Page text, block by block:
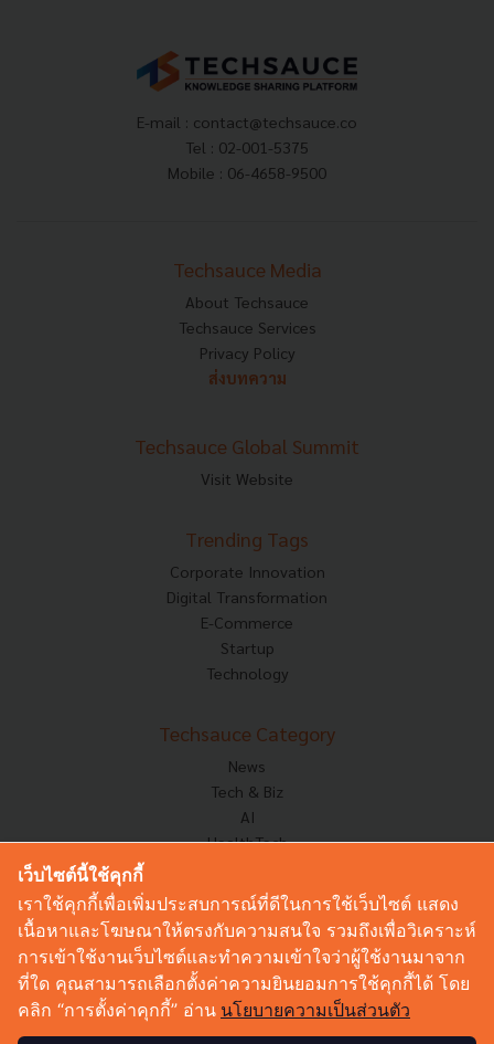
E-mail : contact@techsauce.co
Tel : 02-001-5375
Mobile : 06-4658-9500
Techsauce Media
About Techsauce
Techsauce Services
Privacy Policy
ส่งบทความ
Techsauce Global Summit
Visit Website
Trending Tags
Corporate Innovation
Digital Transformation
E-Commerce
Startup
Technology
Techsauce Category
News
Tech & Biz
AI
HealthTech
Corp Innov
Saucy Thoughts
Sustainable
Videos
Podcast
เว็บไซต์นี้ใช้คุกกี้
เราใช้คุกกี้เพื่อเพิ่มประสบการณ์ที่ดีในการใช้เว็บไซต์ แสดง
เนื้อหาและโฆษณาให้ตรงกับความสนใจ รวมถึงเพื่อวิเคราะห์
การเข้าใช้งานเว็บไซต์และทำความเข้าใจว่าผู้ใช้งานมาจาก
ที่ใด คุณสามารถเลือกตั้งค่าความยินยอมการใช้คุกกี้ได้ โดย
คลิก “การตั้งค่าคุกกี้” อ่าน นโยบายความเป็นส่วนตัว